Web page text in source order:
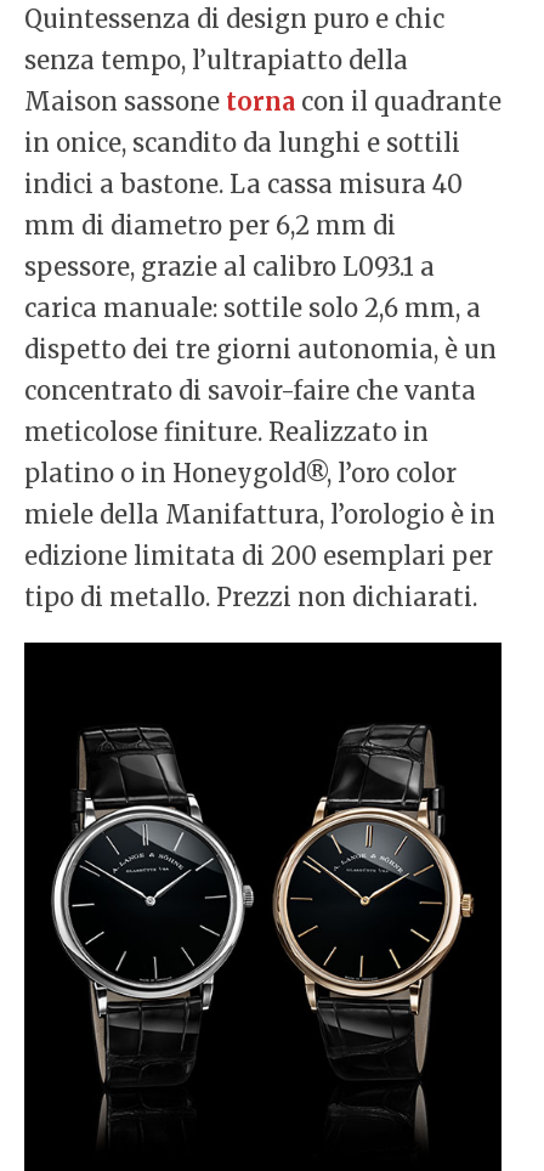
Quintessenza di design puro e chic
senza tempo, l’ultrapiatto della
Maison sassone torna con il quadrante
in onice, scandito da lunghi e sottili
indici a bastone. La cassa misura 40
mm di diametro per 6,2 mm di
spessore, grazie al calibro L093.1 a
carica manuale: sottile solo 2,6 mm, a
dispetto dei tre giorni autonomia, è un
concentrato di savoir-faire che vanta
meticolose finiture. Realizzato in
platino o in Honeygold®, l’oro color
miele della Manifattura, l’orologio è in
edizione limitata di 200 esemplari per
tipo di metallo. Prezzi non dichiarati.